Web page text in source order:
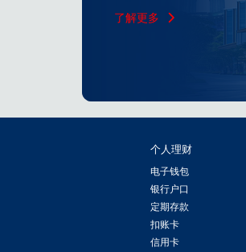
了解更多
个人理财
电子钱包
银行户口
定期存款
扣账卡
信用卡